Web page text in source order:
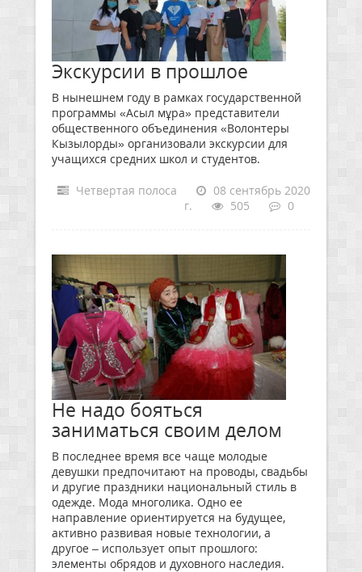
Экскурсии в прошлое
В нынешнем году в рамках государственной
программы «Асыл мұра» представители
общественного объединения «Волонтеры
Кызылорды» организовали экскурсии для
учащихся средних школ и студентов.
Четвертая полоса
08 сентябрь 2020
г.
505 0
Не надо бояться
заниматься своим делом
В последнее время все чаще молодые
девушки предпочитают на проводы, свадьбы
и другие праздники национальный стиль в
одежде. Мода многолика. Одно ее
направление ориентируется на будущее,
активно развивая новые технологии, а
другое – использует опыт прошлого:
элементы обрядов и духовного наследия.